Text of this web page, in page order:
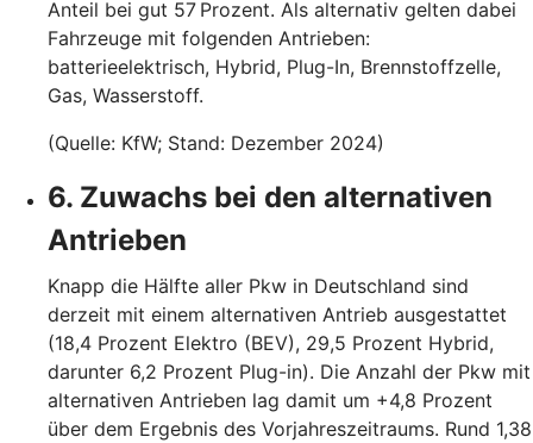
Anteil bei gut 57 Prozent. Als alternativ gelten dabei
Fahrzeuge mit folgenden Antrieben:
batterieelektrisch, Hybrid, Plug-In, Brennstoffzelle,
Gas, Wasserstoff.
(Quelle: KfW; Stand: Dezember 2024)
6. Zuwachs bei den alternativen
Antrieben
Knapp die Hälfte aller Pkw in Deutschland sind
derzeit mit einem alternativen Antrieb ausgestattet
(18,4 Prozent Elektro (BEV), 29,5 Prozent Hybrid,
darunter 6,2 Prozent Plug-in). Die Anzahl der Pkw mit
alternativen Antrieben lag damit um +4,8 Prozent
über dem Ergebnis des Vorjahreszeitraums. Rund 1,38